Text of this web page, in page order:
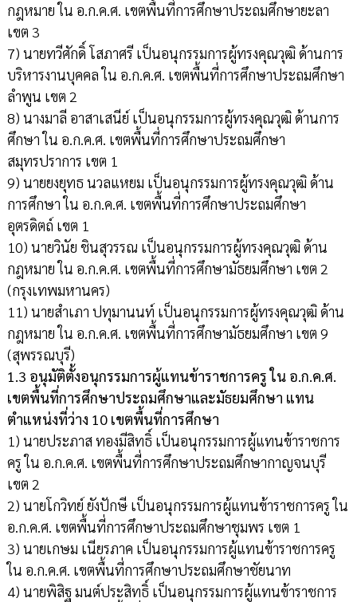
กฎหมาย ใน อ.ก.ค.ศ. เขตพื้นที่การศึกษาประถมศึกษายะลา
เขต 3
7) นายทวีศักดิ์ โสภาศรี เป็นอนุกรรมการผู้ทรงคุณวุฒิ ด้านการ
บริหารงานบุคคล ใน อ.ก.ค.ศ. เขตพื้นที่การศึกษาประถมศึกษา
ลำพูน เขต 2
8) นางมาลี อาสาเสนีย์ เป็นอนุกรรมการผู้ทรงคุณวุฒิ ด้านการ
ศึกษา ใน อ.ก.ค.ศ. เขตพื้นที่การศึกษาประถมศึกษา
สมุทรปราการ เขต 1
9) นายยงยุทธ นวลแหยม เป็นอนุกรรมการผู้ทรงคุณวุฒิ ด้าน
การศึกษา ใน อ.ก.ค.ศ. เขตพื้นที่การศึกษาประถมศึกษา
อุตรดิตถ์ เขต 1
10) นายวินัย ชินสุวรรณ เป็นอนุกรรมการผู้ทรงคุณวุฒิ ด้าน
กฎหมาย ใน อ.ก.ค.ศ. เขตพื้นที่การศึกษามัธยมศึกษา เขต 2
(กรุงเทพมหานคร)
11) นายสำเภา ปทุมานนท์ เป็นอนุกรรมการผู้ทรงคุณวุฒิ ด้าน
กฎหมาย ใน อ.ก.ค.ศ. เขตพื้นที่การศึกษามัธยมศึกษา เขต 9
(สุพรรณบุรี)
1.3 อนุมัติตั้งอนุกรรมการผู้แทนข้าราชการครู ใน อ.ก.ค.ศ.
เขตพื้นที่การศึกษาประถมศึกษาและมัธยมศึกษา แทน
ตำแหน่งที่ว่าง 10 เขตพื้นที่การศึกษา
1) นายประภาส ทองมีสิทธิ์ เป็นอนุกรรมการผู้แทนข้าราชการ
ครู ใน อ.ก.ค.ศ. เขตพื้นที่การศึกษาประถมศึกษากาญจนบุรี
เขต 2
2) นายโกวิทย์ ยังปักษี เป็นอนุกรรมการผู้แทนข้าราชการครู ใน
อ.ก.ค.ศ. เขตพื้นที่การศึกษาประถมศึกษาชุมพร เขต 1
3) นายเกษม เนียรภาค เป็นอนุกรรมการผู้แทนข้าราชการครู
ใน อ.ก.ค.ศ. เขตพื้นที่การศึกษาประถมศึกษาชัยนาท
4) นายพิสิฐ มนต์ประสิทธิ์ เป็นอนุกรรมการผู้แทนข้าราชการ